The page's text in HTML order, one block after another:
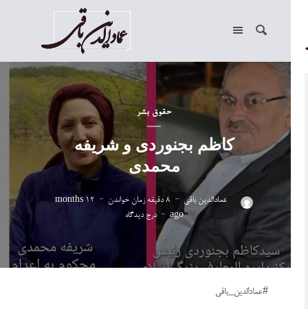
حقوق بشر
کاظم بجنوردی و شریفه
محمدی
عمادالدین باقی 8 دقیقه زمان خواندن
12 months
ago
درج دیدگاه
#عمادالدین_باقی